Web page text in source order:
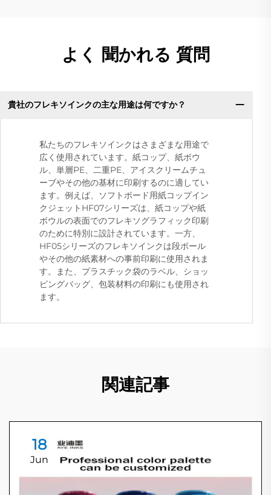
よく 聞かれる 質問
貴社のフレキソインクの主な用途は何ですか？
私たちのフレキソインクはさまざまな用途で
広く使用されています。紙コップ、紙ボウ
ル、単層PE、二重PE、アイスクリームチュ
ーブやその他の基材に印刷するのに適してい
ます。例えば、ソフトボード用紙コップイン
クジェットHF07シリーズは、紙コップや紙
ボウルの表面でのフレキソグラフィック印刷
のために特別に設計されています。一方、
HF05シリーズのフレキソインクは段ボール
やその他の紙素材への事前印刷に使用されま
す。また、プラスチック袋のラベル、ショッ
ピングバッグ、包装材料の印刷にも使用され
ます。
関連記事
18
Jun